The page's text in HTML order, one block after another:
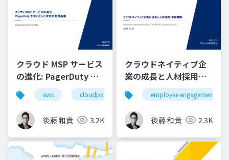
クラウド MSP サービス
の進化: PagerDuty を
中心とした次世代監視
基盤
aws cloudpack iret google cloud
後藤 和貴 3.2K
クラウドネイティブ企
業の成長と人材採用・
育成戦略 / Developer
eXperience Day
employee engagement
後藤 和貴 2.3K